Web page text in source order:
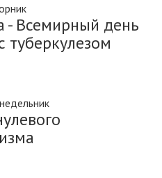
- Всемирный день
туберкулезом